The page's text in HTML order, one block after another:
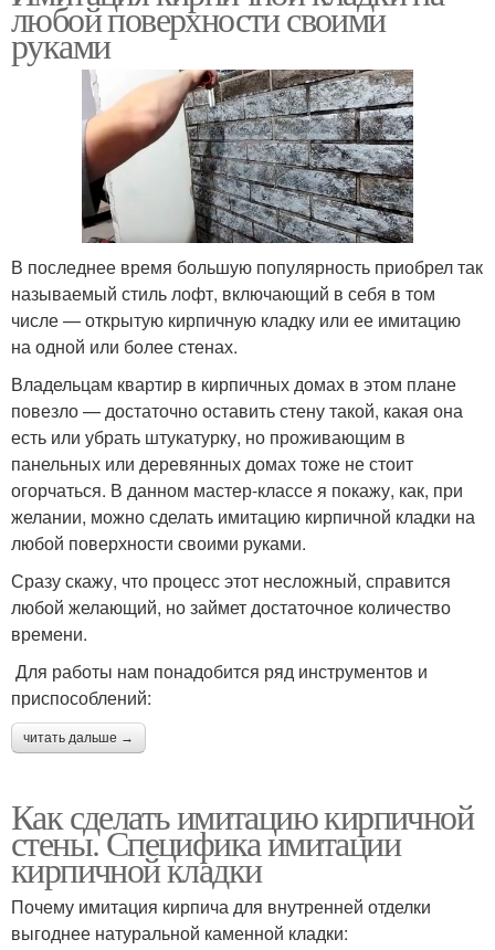
любой поверхности своими
руками
В последнее время большую популярность приобрел так
называемый стиль лофт, включающий в себя в том
числе — открытую кирпичную кладку или ее имитацию
на одной или более стенах.
Владельцам квартир в кирпичных домах в этом плане
повезло — достаточно оставить стену такой, какая она
есть или убрать штукатурку, но проживающим в
панельных или деревянных домах тоже не стоит
огорчаться. В данном мастер-классе я покажу, как, при
желании, можно сделать имитацию кирпичной кладки на
любой поверхности своими руками.
Сразу скажу, что процесс этот несложный, справится
любой желающий, но займет достаточное количество
времени.
Для работы нам понадобится ряд инструментов и
приспособлений:
читать дальше →
Как сделать имитацию кирпичной
стены. Специфика имитации
кирпичной кладки
Почему имитация кирпича для внутренней отделки
выгоднее натуральной каменной кладки: